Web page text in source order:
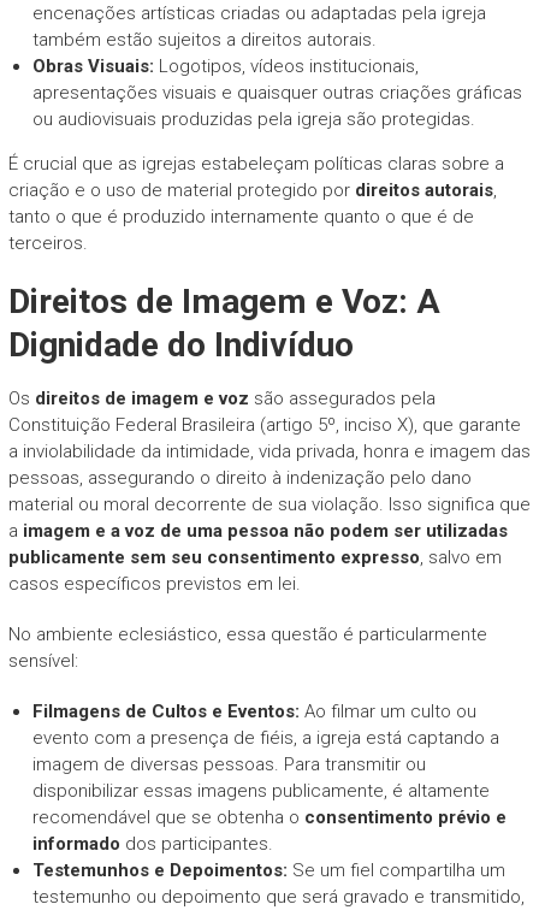
encenações artísticas criadas ou adaptadas pela igreja
também estão sujeitos a direitos autorais.
Obras Visuais: Logotipos, vídeos institucionais,
apresentações visuais e quaisquer outras criações gráficas
ou audiovisuais produzidas pela igreja são protegidas.
É crucial que as igrejas estabeleçam políticas claras sobre a
criação e o uso de material protegido por direitos autorais,
tanto o que é produzido internamente quanto o que é de
terceiros.
Direitos de Imagem e Voz: A
Dignidade do Indivíduo
Os direitos de imagem e voz são assegurados pela
Constituição Federal Brasileira (artigo 5º, inciso X), que garante
a inviolabilidade da intimidade, vida privada, honra e imagem das
pessoas, assegurando o direito à indenização pelo dano
material ou moral decorrente de sua violação. Isso significa que
a imagem e a voz de uma pessoa não podem ser utilizadas
publicamente sem seu consentimento expresso, salvo em
casos específicos previstos em lei.
No ambiente eclesiástico, essa questão é particularmente
sensível:
Filmagens de Cultos e Eventos: Ao filmar um culto ou
evento com a presença de fiéis, a igreja está captando a
imagem de diversas pessoas. Para transmitir ou
disponibilizar essas imagens publicamente, é altamente
recomendável que se obtenha o consentimento prévio e
informado dos participantes.
Testemunhos e Depoimentos: Se um fiel compartilha um
testemunho ou depoimento que será gravado e transmitido,